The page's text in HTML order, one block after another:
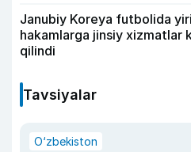
Janubiy Koreya futbolida
hakamlarga jinsiy xizmatlar
qilindi
Tavsiyalar
O‘zbekiston